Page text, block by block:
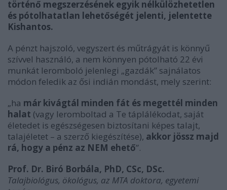
történő megszerzésének egyik nélkülözhetetlen
és pótolhatatlan lehetőségét jelenti, jelentette
Kishantos.
A pénzt hajszoló, vegyszert és műtrágyát is könnyű
szívvel használó, a nem könnyen pótolható 22 évi
munkát leromboló jelenlegi „gazdák” sajnálatos
módon feledik az ősi indián mondást, mely szerint:
„ha már kivágtál minden fát és megettél minden
halat (vagy leromboltad a Te táplálékodat, saját
életedet is egészségesen biztosítani képes talajt,
talajéletet – a szerző kiegészítése), akkor jössz majd
rá, hogy a pénz az NEM ehető”.
Prof. Dr. Biró Borbála, PhD, CSc, DSc.
Talajbiológus, ökológus, az MTA doktora, egyetemi